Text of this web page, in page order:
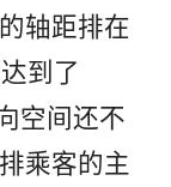
轴距排在
到了
空间还不
乘客的主